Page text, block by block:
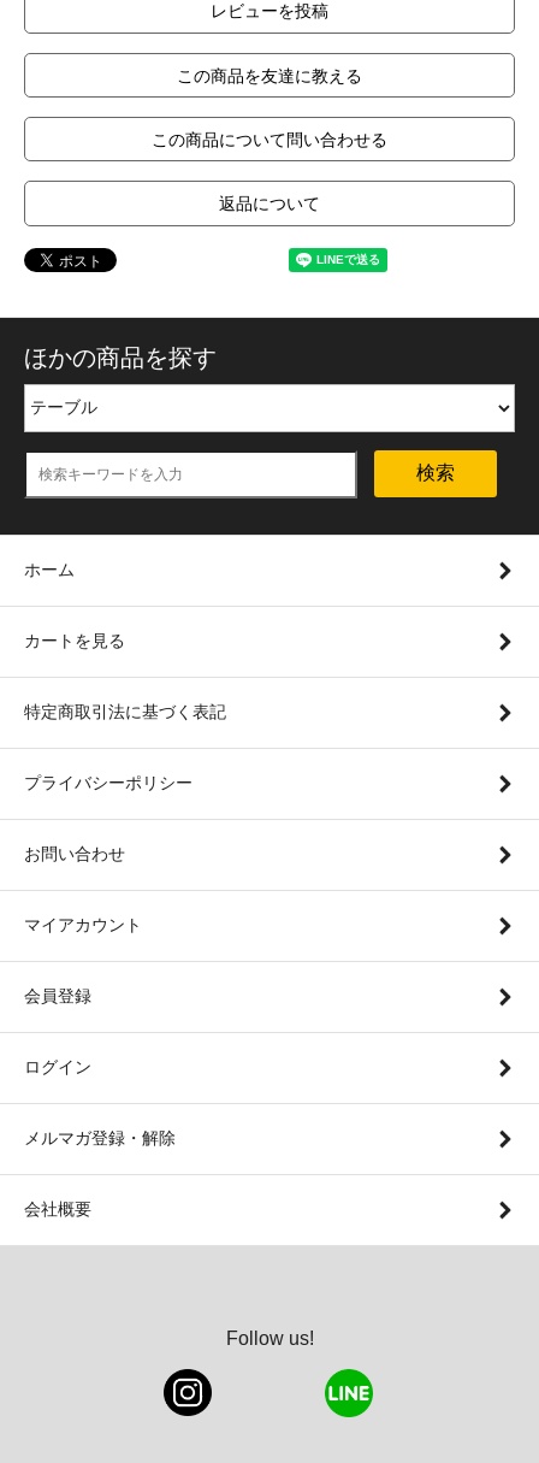
レビューを投稿
この商品を友達に教える
この商品について問い合わせる
返品について
ほかの商品を探す
検索
ホーム
カートを見る
特定商取引法に基づく表記
プライバシーポリシー
お問い合わせ
マイアカウント
会員登録
ログイン
メルマガ登録・解除
会社概要
Follow us!